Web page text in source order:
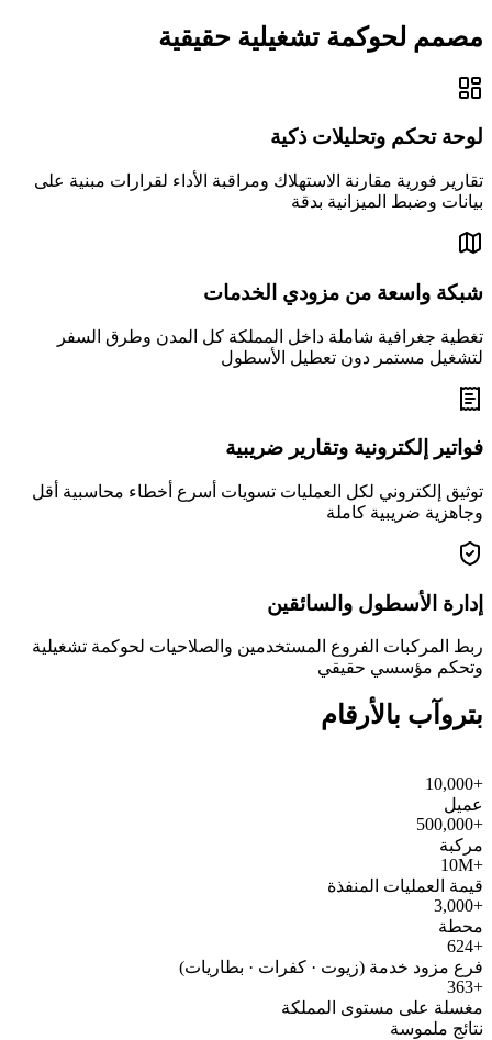
مصمم لحوكمة تشغيلية حقيقية
لوحة تحكم وتحليلات ذكية
تقارير فورية مقارنة الاستهلاك ومراقبة الأداء لقرارات مبنية على
بيانات وضبط الميزانية بدقة
شبكة واسعة من مزودي الخدمات
تغطية جغرافية شاملة داخل المملكة كل المدن وطرق السفر
لتشغيل مستمر دون تعطيل الأسطول
فواتير إلكترونية وتقارير ضريبية
توثيق إلكتروني لكل العمليات تسويات أسرع أخطاء محاسبية أقل
وجاهزية ضريبية كاملة
إدارة الأسطول والسائقين
ربط المركبات الفروع المستخدمين والصلاحيات لحوكمة تشغيلية
وتحكم مؤسسي حقيقي
بتروآب بالأرقام
+10,000
عميل
+500,000
مركبة
+10M
قيمة العمليات المنفذة
+3,000
محطة
+624
فرع مزود خدمة (زيوت · كفرات · بطاريات)
+363
مغسلة على مستوى المملكة
نتائج ملموسة